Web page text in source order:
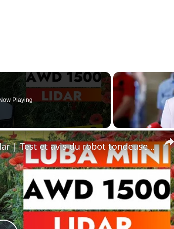
Playing
Mammotion Luba Mini AWD1500 Lidar | Test et avis du robot tondeuse et guide d'installation